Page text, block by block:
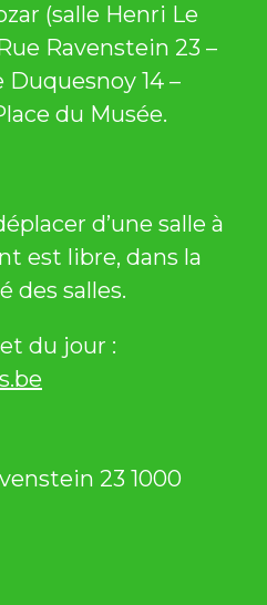
(salle Henri Le
Ravenstein 23 –
Duquesnoy 14 –
du Musée.
d’une salle à
est libre, dans la
des salles.
du jour :
23 1000